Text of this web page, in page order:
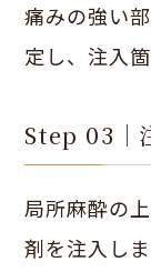
痛みの強い
定し、注入
Step 03｜
局所麻酔の
剤を注入し